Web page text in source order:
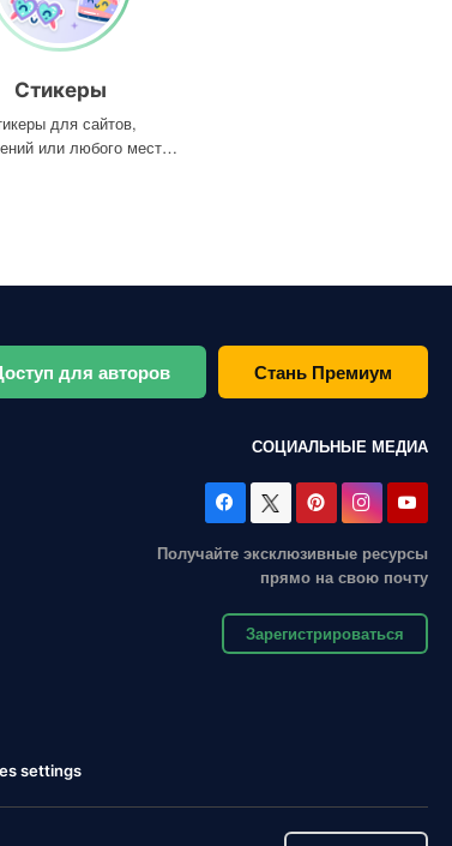
Стикеры
для сайтов,
или любого места,
для авторов Стань Премиум
СОЦИАЛЬНЫЕ МЕДИА
Получайте эксклюзивные ресурсы
прямо на свою почту
Зарегистрироваться
settings